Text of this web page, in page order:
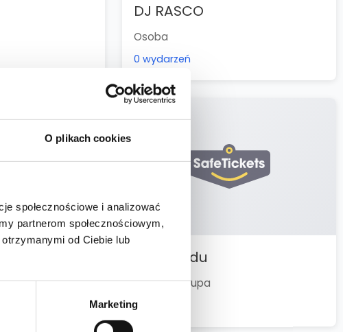
O plikach cookies
społecznościowe i analizować
partnerom społecznościowym,
od Ciebie lub
Marketing
DJ RASCO
Osoba
0 wydarzeń
Echo Rodu
Zespół / Grupa
0 wydarzeń